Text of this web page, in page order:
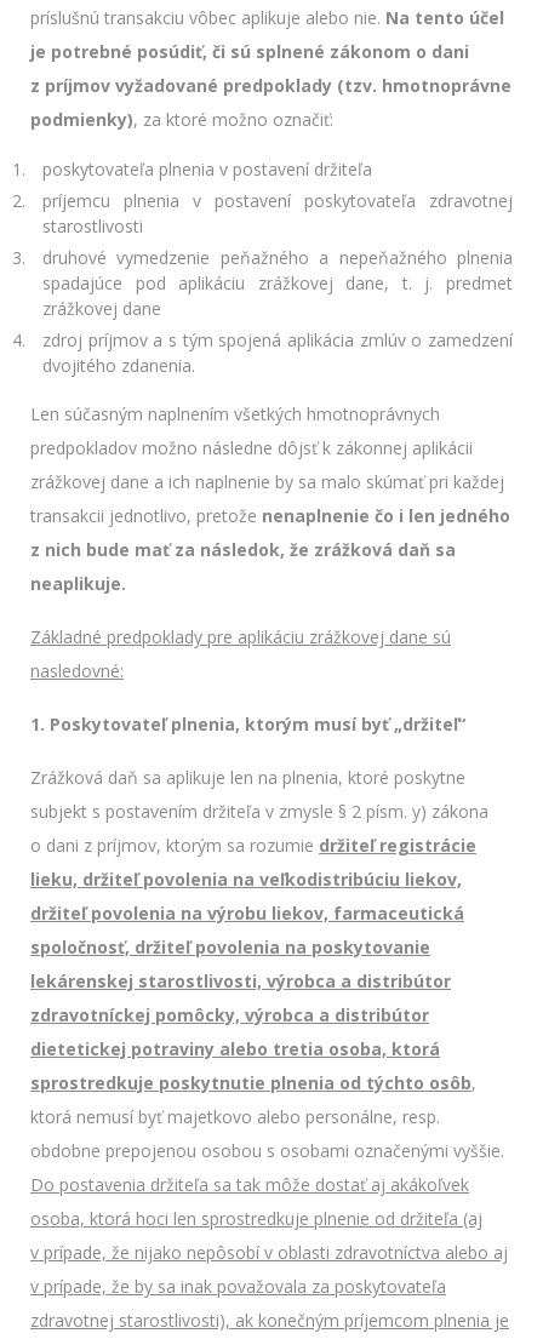
príslušnú transakciu vôbec aplikuje alebo nie. Na tento účel
je potrebné posúdiť, či sú splnené zákonom o dani
z príjmov vyžadované predpoklady (tzv. hmotnoprávne
podmienky), za ktoré možno označiť:
poskytovateľa plnenia v postavení držiteľa
príjemcu plnenia v postavení poskytovateľa zdravotnej
starostlivosti
druhové vymedzenie peňažného a nepeňažného plnenia
spadajúce pod aplikáciu zrážkovej dane, t. j. predmet
zrážkovej dane
zdroj príjmov a s tým spojená aplikácia zmlúv o zamedzení
dvojitého zdanenia.
Len súčasným naplnením všetkých hmotnoprávnych
predpokladov možno následne dôjsť k zákonnej aplikácii
zrážkovej dane a ich naplnenie by sa malo skúmať pri každej
transakcii jednotlivo, pretože nenaplnenie čo i len jedného
z nich bude mať za následok, že zrážková daň sa
neaplikuje.
Základné predpoklady pre aplikáciu zrážkovej dane sú
nasledovné:
1. Poskytovateľ plnenia, ktorým musí byť „držiteľ“
Zrážková daň sa aplikuje len na plnenia, ktoré poskytne
subjekt s postavením držiteľa v zmysle § 2 písm. y) zákona
o dani z príjmov, ktorým sa rozumie držiteľ registrácie
lieku, držiteľ povolenia na veľkodistribúciu liekov,
držiteľ povolenia na výrobu liekov, farmaceutická
spoločnosť, držiteľ povolenia na poskytovanie
lekárenskej starostlivosti, výrobca a distribútor
zdravotníckej pomôcky, výrobca a distribútor
dietetickej potraviny alebo tretia osoba, ktorá
sprostredkuje poskytnutie plnenia od týchto osôb,
ktorá nemusí byť majetkovo alebo personálne, resp.
obdobne prepojenou osobou s osobami označenými vyššie.
Do postavenia držiteľa sa tak môže dostať aj akákoľvek
osoba, ktorá hoci len sprostredkuje plnenie od držiteľa (aj
v prípade, že nijako nepôsobí v oblasti zdravotníctva alebo aj
v prípade, že by sa inak považovala za poskytovateľa
zdravotnej starostlivosti), ak konečným príjemcom plnenia je